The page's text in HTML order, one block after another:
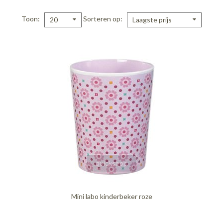
Toon 20 Sorteren op Laagste prijs
quickshop
Mini labo kinderbeker roze